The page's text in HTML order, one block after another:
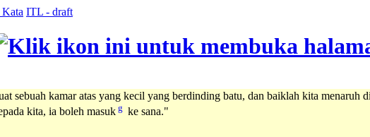
ITL - draft
sebuah kamar atas yang kecil yang berdinding batu, dan baiklah kita menaruh
kita, ia boleh masuk g ke sana."